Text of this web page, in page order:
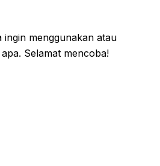
ingin menggunakan atau
Selamat mencoba!